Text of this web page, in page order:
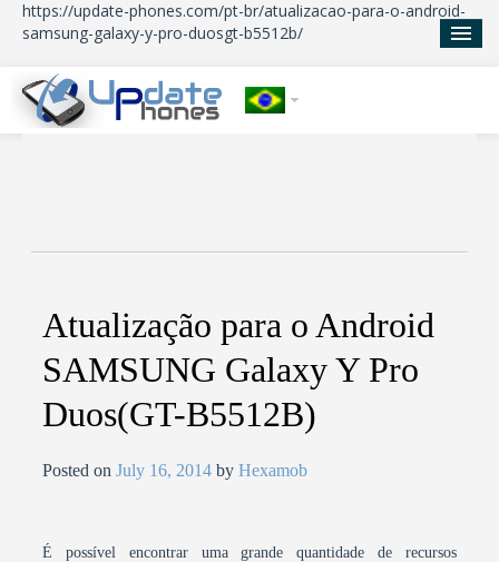
https://update-phones.com/pt-br/atualizacao-para-o-android-
samsung-galaxy-y-pro-duosgt-b5512b/
Atualização para o Android
SAMSUNG Galaxy Y Pro
Duos(GT-B5512B)
Posted onJuly 16, 2014 byHexamob
É possível encontrar uma grande quantidade de recursos